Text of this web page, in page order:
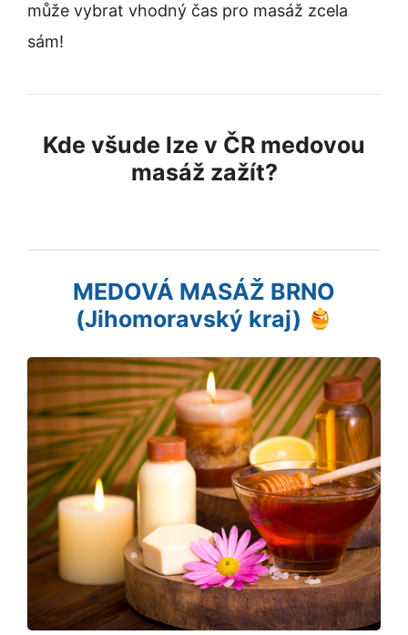
může vybrat vhodný čas pro masáž zcela
sám!
Kde všude lze v ČR medovou
masáž zažít?
MEDOVÁ MASÁŽ BRNO
(Jihomoravský kraj)